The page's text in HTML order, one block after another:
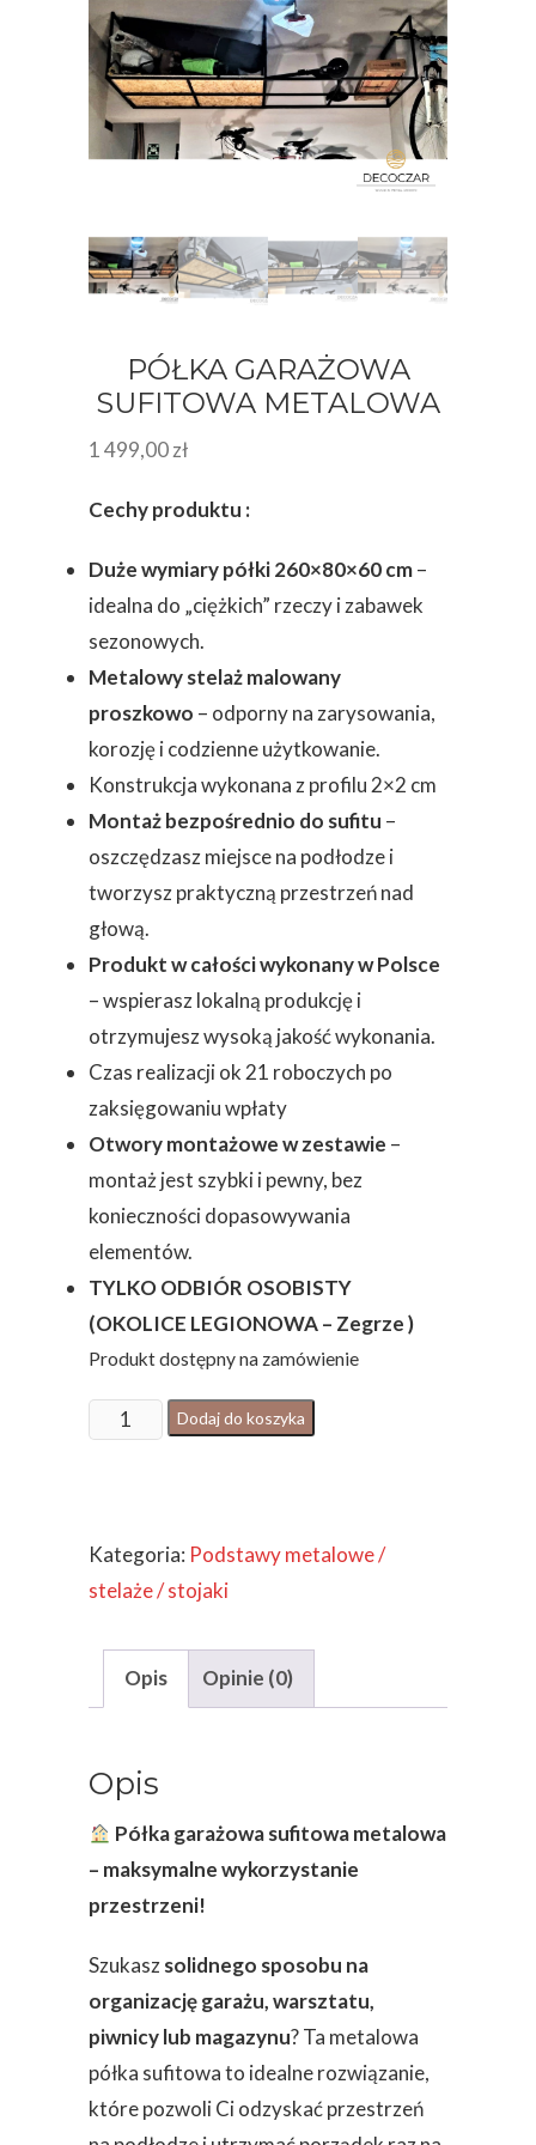
PÓŁKA GARAŻOWA
SUFITOWA METALOWA
1 499,00zł
Cechy produktu :
Duże wymiary półki 260×80×60 cm–
idealna do „ciężkich” rzeczy i zabawek
sezonowych.
Metalowy stelaż malowany
proszkowo – odporny na zarysowania,
korozję i codzienne użytkowanie.
Konstrukcja wykonana z profilu 2×2 cm
Montaż bezpośrednio do sufitu –
oszczędzasz miejsce na podłodze i
tworzysz praktyczną przestrzeń nad
głową.
Produkt w całości wykonany w Polsce
– wspierasz lokalną produkcję i
otrzymujesz wysoką jakość wykonania.
Czas realizacji ok 21 roboczych po
zaksięgowaniu wpłaty
Otwory montażowe w zestawie –
montaż jest szybki i pewny, bez
konieczności dopasowywania
elementów.
TYLKO ODBIÓR OSOBISTY
(OKOLICE LEGIONOWA – Zegrze )
Produkt dostępny na zamówienie
ilość
METALOWA
Dodaj do koszyka
Kategoria: Podstawy metalowe /
stelaże / stojaki
Opis Opinie (0)
Opis
Półka garażowa sufitowa metalowa
– maksymalne wykorzystanie
przestrzeni!
Szukaszsolidnego sposobu na
organizację garażu, warsztatu,
piwnicy lub magazynu? Ta metalowa
półka sufitowa to idealne rozwiązanie,
które pozwoli Ci odzyskać przestrzeń